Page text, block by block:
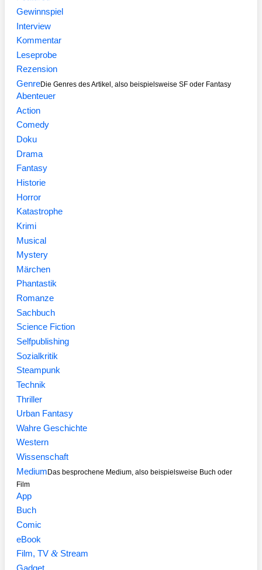
Gewinnspiel
Interview
Kommentar
Leseprobe
Rezension
GenreDie Genres des Artikel, also beispielsweise SF oder Fantasy
Abenteuer
Action
Comedy
Doku
Drama
Fantasy
Historie
Horror
Katastrophe
Krimi
Musical
Mystery
Märchen
Phantastik
Romanze
Sachbuch
Science Fiction
Selfpublishing
Sozialkritik
Steampunk
Technik
Thriller
Urban Fantasy
Wahre Geschichte
Western
Wissenschaft
MediumDas besprochene Medium, also beispielsweise Buch oder
Film
App
Buch
Comic
eBook
Film, TV&Stream